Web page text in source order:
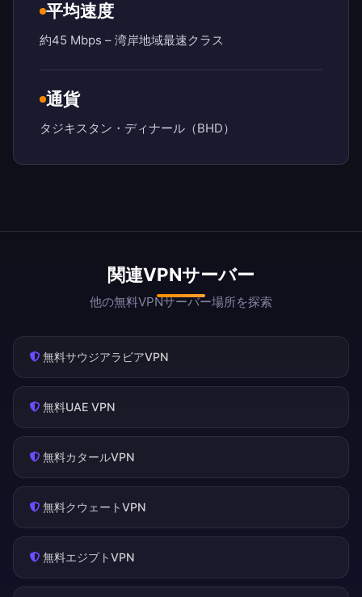
平均速度
約45 Mbps – 湾岸地域最速クラス
通貨
タジキスタン・ディナール（BHD）
関連VPNサーバー
他の無料VPNサーバー場所を探索
無料サウジアラビアVPN
無料UAE VPN
無料カタールVPN
無料クウェートVPN
無料エジプトVPN